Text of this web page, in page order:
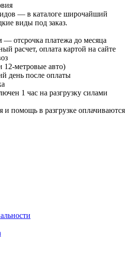
— в каталоге широчайший
виды под заказ.
отсрочка платежа до месяца
расчет, оплата картой на сайте
12-метровые авто)
день после оплаты
1 час на разгрузку силами
и помощь в разгрузке оплачиваются